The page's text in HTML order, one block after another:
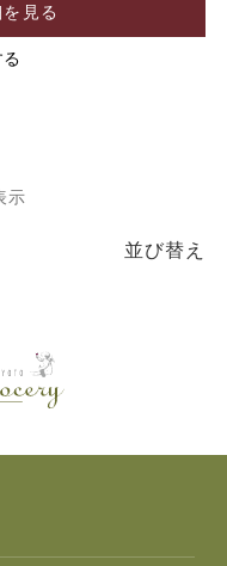
見る
並び替え
示